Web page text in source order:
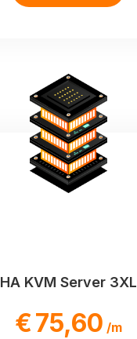
€75,60 /m
HA KVM Server 3XL